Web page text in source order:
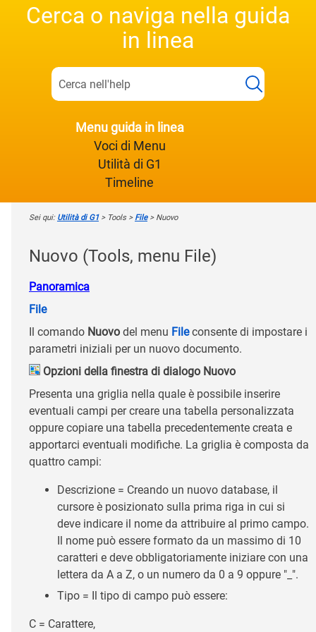
Cerca o naviga nella guida
in linea
Menu guida in linea
Voci di Menu
Utilità di G1
Timeline
Sei qui: Utilità di G1> Tools> File> Nuovo
Nuovo (Tools, menu File)
Panoramica
File
Il comando Nuovo del menu Fileconsente di impostare i
parametri iniziali per un nuovo documento.
Opzioni della finestra di dialogo Nuovo
Presenta una griglia nella quale è possibile inserire
eventuali campi per creare una tabella personalizzata
oppure copiare una tabella precedentemente creata e
apportarci eventuali modifiche. La griglia è composta da
quattro campi:
Descrizione = Creando un nuovo database, il
cursore è posizionato sulla prima riga in cui si
deve indicare il nome da attribuire al primo campo.
Il nome può essere formato da un massimo di 10
caratteri e deve obbligatoriamente iniziare con una
lettera da A a Z, o un numero da 0 a 9 oppure "_".
Tipo = Il tipo di campo può essere:
C = Carattere,